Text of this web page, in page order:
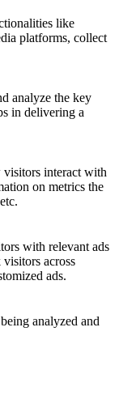
like
platforms, collect
analyze the key
in delivering a
visitors interact with
on metrics the
with relevant ads
across
ads.
analyzed and